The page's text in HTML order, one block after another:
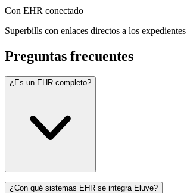
Con EHR conectado
Superbills con enlaces directos a los
Preguntas frecuentes
¿Es un EHR completo?
¿Con qué sistemas EHR se integra Eluve?